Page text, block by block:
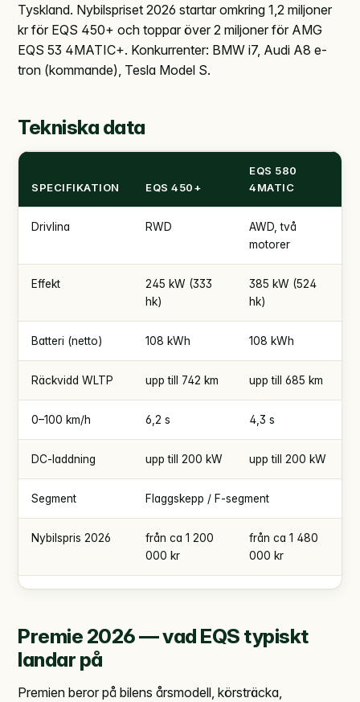
Tyskland. Nybilspriset 2026 startar omkring 1,2 miljoner
kr för EQS 450+ och toppar över 2 miljoner för AMG
EQS 53 4MATIC+. Konkurrenter: BMW i7, Audi A8 e-
tron (kommande), Tesla Model S.
Tekniska data
SPECIFIKATION EQS 450+
EQS 580
4MATIC
Drivlina RWD
AWD, två
motorer
Effekt
245 kW (333
hk)
385 kW (524
hk)
Batteri (netto) 108 kWh 108 kWh
Räckvidd WLTP upp till 742 km upp till 685 km
0–100 km/h 6,2 s 4,3 s
DC-laddning upp till 200 kW upp till 200 kW
Segment Flaggskepp / F-segment
Nybilspris 2026
från ca 1 200
000 kr
från ca 1 480
000 kr
Premie 2026 — vad EQS typiskt
landar på
Premien beror på bilens årsmodell, körsträcka,